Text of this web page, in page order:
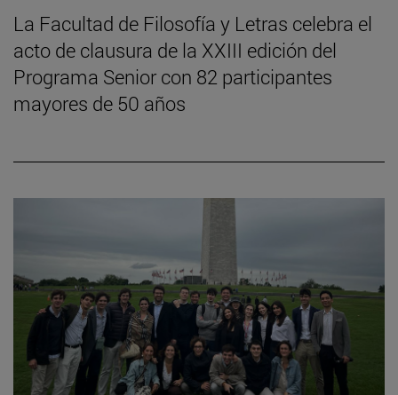
La Facultad de Filosofía y Letras celebra el
acto de clausura de la XXIII edición del
Programa Senior con 82 participantes
mayores de 50 años